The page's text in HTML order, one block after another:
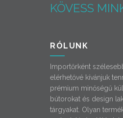
KÖVESS
RÓLUNK
Importőrként
elérhetővé kívánjuk
prémium minőségű
bútorokat és design
tárgyakat. Olyan